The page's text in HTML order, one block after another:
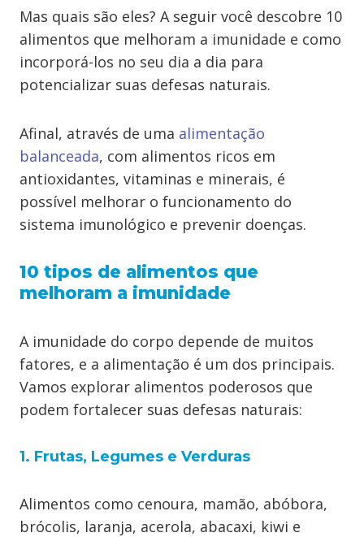
Mas quais são eles? A seguir você descobre 10
alimentos que melhoram a imunidade e como
incorporá-los no seu dia a dia para
potencializar suas defesas naturais.
Afinal, através de uma alimentação
balanceada, com alimentos ricos em
antioxidantes, vitaminas e minerais, é
possível melhorar o funcionamento do
sistema imunológico e prevenir doenças.
10 tipos de alimentos que
melhoram a imunidade
A imunidade do corpo depende de muitos
fatores, e a alimentação é um dos principais.
Vamos explorar alimentos poderosos que
podem fortalecer suas defesas naturais:
1. Frutas, Legumes e Verduras
Alimentos como cenoura, mamão, abóbora,
brócolis, laranja, acerola, abacaxi, kiwi e